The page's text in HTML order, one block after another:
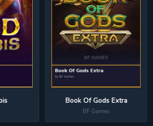
Book Of Gods Extra
BF Games